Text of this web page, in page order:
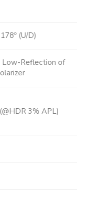
(U/D)
Low-Reflection of
3% APL)